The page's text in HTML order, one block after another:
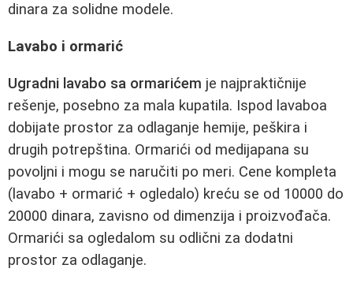
dinara za solidne modele.
Lavabo i ormarić
Ugradni lavabo sa ormarićem je najpraktičnije
rešenje, posebno za mala kupatila. Ispod lavaboa
dobijate prostor za odlaganje hemije, peškira i
drugih potrepština. Ormarići od medijapana su
povoljni i mogu se naručiti po meri. Cene kompleta
(lavabo + ormarić + ogledalo) kreću se od 10000 do
20000 dinara, zavisno od dimenzija i proizvođača.
Ormarići sa ogledalom su odlični za dodatni
prostor za odlaganje.